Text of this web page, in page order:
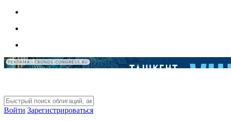
РЕКЛАМА • CBONDS-CONGRESS.RU
Войти Зарегистрироваться